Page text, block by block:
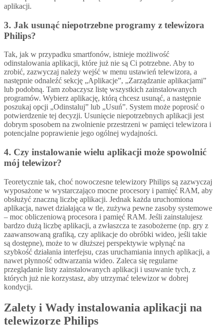
aplikacji.
3. Jak usunąć niepotrzebne programy z telewizora
Philips?
Tak, jak w przypadku smartfonów, istnieje możliwość
odinstalowania aplikacji, które już nie są Ci potrzebne. Aby to
zrobić, zazwyczaj należy wejść w menu ustawień telewizora, a
następnie odnaleźć sekcję „Aplikacje”, „Zarządzanie aplikacjami”
lub podobną. Tam zobaczysz listę wszystkich zainstalowanych
programów. Wybierz aplikację, którą chcesz usunąć, a następnie
poszukaj opcji „Odinstaluj” lub „Usuń”. System może poprosić o
potwierdzenie tej decyzji. Usunięcie niepotrzebnych aplikacji jest
dobrym sposobem na zwolnienie przestrzeni w pamięci telewizora i
potencjalne poprawienie jego ogólnej wydajności.
4. Czy instalowanie wielu aplikacji może spowolnić
mój telewizor?
Teoretycznie tak, choć nowoczesne telewizory Philips są zazwyczaj
wyposażone w wystarczająco mocne procesory i pamięć RAM, aby
obsłużyć znaczną liczbę aplikacji. Jednak każda uruchomiona
aplikacja, nawet działająca w tle, zużywa pewne zasoby systemowe
– moc obliczeniową procesora i pamięć RAM. Jeśli zainstalujesz
bardzo dużą liczbę aplikacji, a zwłaszcza te zasobożerne (np. gry z
zaawansowaną grafiką, czy aplikacje do obróbki wideo, jeśli takie
są dostępne), może to w dłuższej perspektywie wpłynąć na
szybkość działania interfejsu, czas uruchamiania innych aplikacji, a
nawet płynność odtwarzania wideo. Zaleca się regularne
przeglądanie listy zainstalowanych aplikacji i usuwanie tych, z
których już nie korzystasz, aby utrzymać telewizor w dobrej
kondycji.
Zalety i Wady instalowania aplikacji na
telewizorze Philips